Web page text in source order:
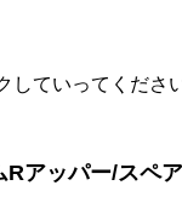
していってくださ
アッパー/スペ